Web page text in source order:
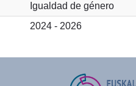
Igualdad de género
2024 - 2026